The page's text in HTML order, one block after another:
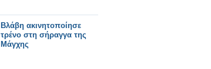
Βλάβη ακινητοποίησε
τρένο στη σήραγγα της
Μάγχης